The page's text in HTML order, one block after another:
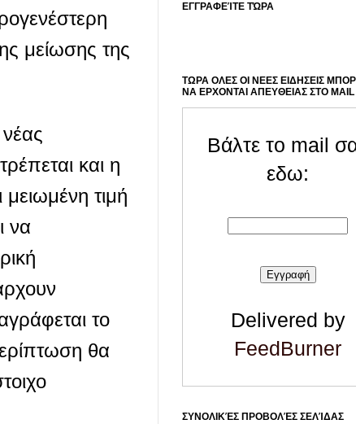
μείωσης της
και η
τιμή
να
το
θα
ΕΓΓΡΑΦΕΊΤΕ ΤΏΡΑ
ΤΩΡΑ ΟΛΕΣ ΟΙ ΝΕΕΣ ΕΙΔΗΣΕΙΣ
ΝΑ ΕΡΧΟΝΤΑΙ ΑΠΕΥΘΕΙΑΣ ΣΤΟ
Βάλτε το mail
εδω:
Delivered by
FeedBurner
ΣΥΝΟΛΙΚΈΣ ΠΡΟΒΟΛΈΣ ΣΕΛΊΔΑΣ